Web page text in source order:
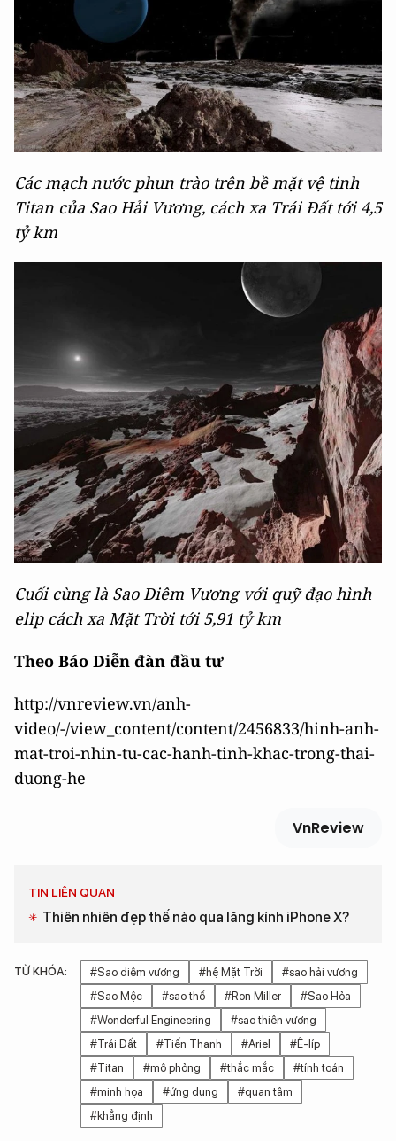
Các mạch nước phun trào trên bề mặt vệ tinh
Titan của Sao Hải Vương, cách xa Trái Đất tới 4,5
tỷ km
Cuối cùng là Sao Diêm Vương với quỹ đạo hình
elip cách xa Mặt Trời tới 5,91 tỷ km
Theo Báo Diễn đàn đầu tư
http://vnreview.vn/anh-
video/-/view_content/content/2456833/hinh-anh-
mat-troi-nhin-tu-cac-hanh-tinh-khac-trong-thai-
duong-he
VnReview
TIN LIÊN QUAN
Thiên nhiên đẹp thế nào qua lăng kính iPhone X?
TỪ KHÓA: #Sao diêm vương #hệ Mặt Trời
#sao hải vương
#Sao Mộc
#sao thổ #Ron Miller
#Sao Hỏa
#Wonderful Engineering
#sao thiên vương
#Trái Đất
#Tiến Thanh #Ariel
#Ê-líp
#Titan
#mô phỏng #thắc mắc
#tính toán
#minh họa
#ứng dụng
#quan tâm
#khẳng định